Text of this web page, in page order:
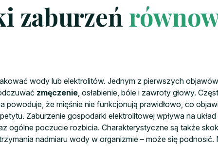
zaburzeń
wody lub elektrolitów. Jednym z pierwszych
zmęczenie, osłabienie, bóle i zawroty głowy.
powoduje, że mięśnie nie funkcjonują prawidłowo, co
Zaburzenie gospodarki elektrolitowej wpływa na
ogólne poczucie rozbicia. Charakterystyczne są także
nadmiaru wody w organizmie – może się